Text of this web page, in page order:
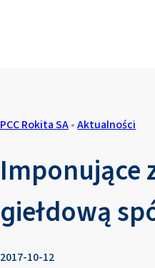
PCC Rokita SA• Aktualności
Imponujące
giełdową
2017-10-12